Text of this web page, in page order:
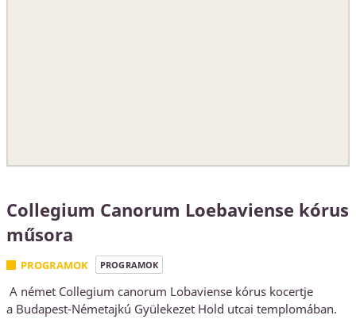
Collegium Canorum Loebaviense kórus
műsora
PROGRAMOK PROGRAMOK
A német Collegium canorum Lobaviense kórus kocertje
a Budapest-Németajkú Gyülekezet Hold utcai templomában.